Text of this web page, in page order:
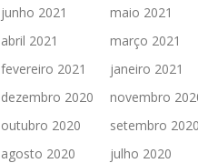
junho 2021
maio 2021
abril 2021
março 2021
fevereiro 2021
janeiro 2021
dezembro 2020
novembro
outubro 2020
setembro 2020
agosto 2020
julho 2020